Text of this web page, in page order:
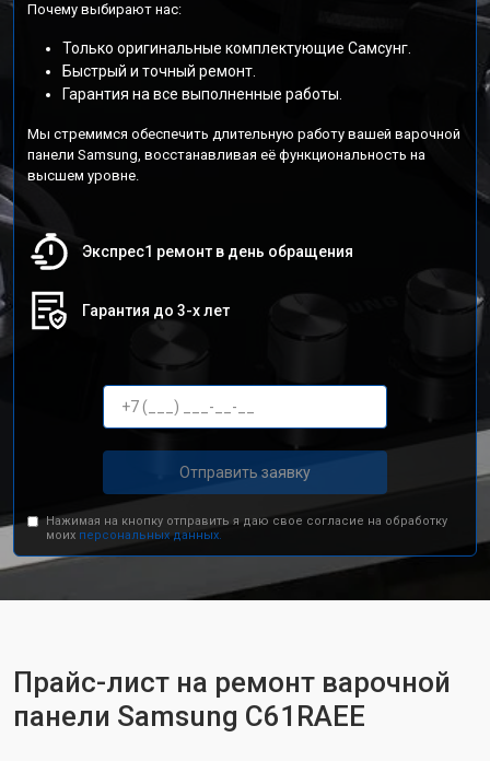
Почему выбирают нас:
Только оригинальные комплектующие Самсунг.
Быстрый и точный ремонт.
Гарантия на все выполненные работы.
Мы стремимся обеспечить длительную работу вашей варочной
панели Samsung, восстанавливая её функциональность на
высшем уровне.
Экспрес1 ремонт в день обращения
Гарантия до 3-х лет
Отправить заявку
Нажимая на кнопку отправить я даю свое согласие на обработку
моих персональных данных.
Прайс-лист на ремонт варочной
панели Samsung C61RAEE